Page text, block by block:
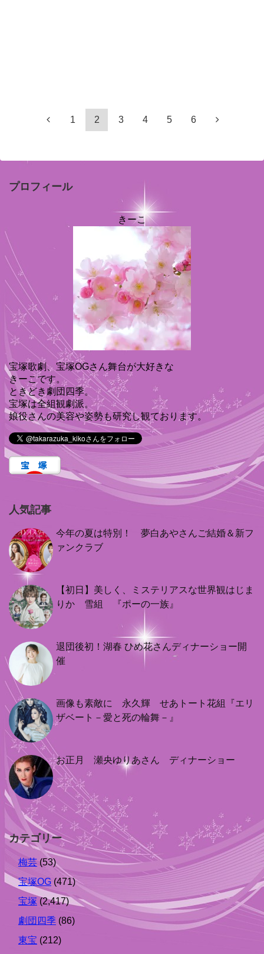
1 2 3 4 5 6
プロフィール
きーこ
宝塚歌劇、宝塚OGさん舞台が大好きな
きーこです。
ときどき劇団四季。
宝塚は全組観劇派。
娘役さんの美容や姿勢も研究し観ております。
人気記事
今年の夏は特別！ 夢白あやさんご結婚＆新フ
ァンクラブ
【初日】美しく、ミステリアスな世界観はじま
りか 雪組 『ポーの一族』
退団後初！湖春 ひめ花さんディナーショー開
催
画像も素敵に 永久輝 せあトート花組『エリ
ザベート－愛と死の輪舞－』
お正月 瀬央ゆりあさん ディナーショー
カテゴリー
梅芸 (53)
宝塚OG (471)
宝塚 (2,417)
劇団四季 (86)
東宝 (212)